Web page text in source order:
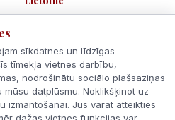
sīkdatnes un līdzīgas
tīmekļa vietnes darbību,
nodrošinātu sociālo plašsaziņas
datplūsmu. Noklikšķinot uz
izmantošanai. Jūs varat atteikties